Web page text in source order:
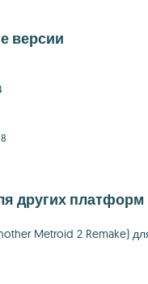
версии
других платформ
Metroid 2 Remake)